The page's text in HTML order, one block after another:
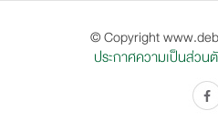
© Copyright
ประกาศความเป็นส่วน